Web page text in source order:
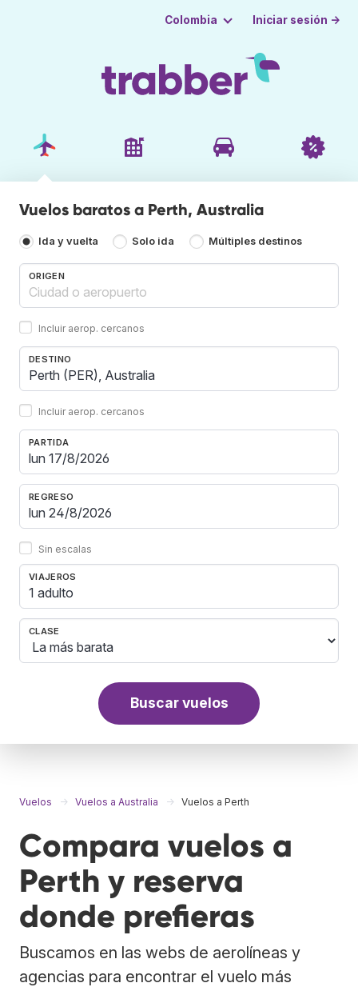
Colombia Iniciar sesión →
Vuelos baratos a Perth, Australia
Ida y vuelta Solo ida Múltiples destinos
ORIGEN
Incluir aerop. cercanos
DESTINO
Incluir aerop. cercanos
PARTIDA
REGRESO
Sin escalas
VIAJEROS
1 adulto
CLASE
Buscar vuelos
Vuelos Vuelos a Australia Vuelos a Perth
Compara vuelos a
Perth y reserva
donde prefieras
Buscamos en las webs de aerolíneas y
agencias para encontrar el vuelo más